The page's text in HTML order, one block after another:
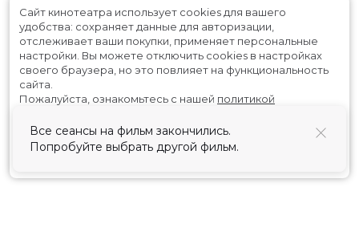
Все сеансы на фильм закончились.
Попробуйте выбрать другой фильм.
Сайт кинотеатра использует cookies для вашего
удобства: сохраняет данные для авторизации,
отслеживает ваши покупки, применяет персональные
настройки. Вы можете отключить cookies в настройках
своего браузера, но это повлияет на функциональность
сайта.
Пожалуйста, ознакомьтесь с нашей политикой
Принять